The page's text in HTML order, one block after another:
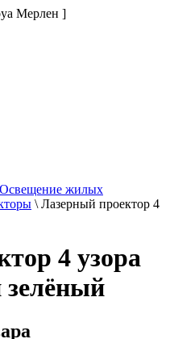
Мерлен ]
Освещение жилых
\ Лазерный проектор 4
4 узора